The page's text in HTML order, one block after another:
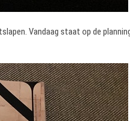
Vandaag staat op de